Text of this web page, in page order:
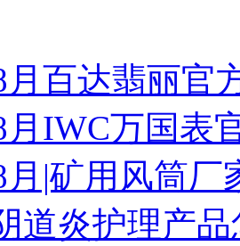
月百达翡丽官
月IWC万国表
月|矿用风筒厂
道炎护理产